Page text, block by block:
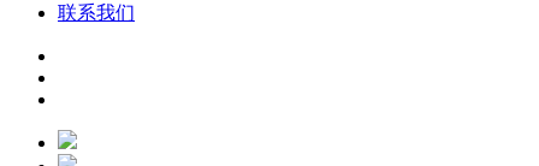
联系我们